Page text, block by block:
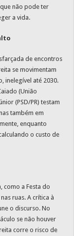
não pode ter
a vida.
de encontros
se movimentam
inelegível até 2030.
(União
(PSD/PR) testam
também em
enquanto
o custo de
como a Festa do
ruas. A crítica à
o discurso. No
se não houver
corre o risco de